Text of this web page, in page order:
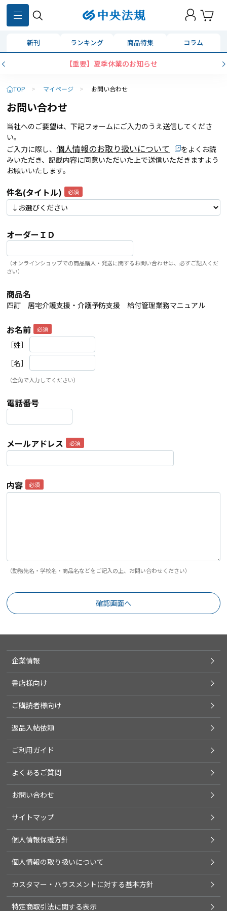
新刊 ランキング 商品特集 コラム
【重要】夏季休業のお知らせ
TOP > マイページ > お問い合わせ
お問い合わせ
当社へのご要望は、下記フォームにご入力のうえ送信してくださ
い。
ご入力に際し、 個人情報のお取り扱いについて
をよくお読
みいただき、記載内容に同意いただいた上で送信いただきますよう
お願いいたします。
件名(タイトル)
オーダーＩＤ
（オンラインショップでの商品購入・発送に関するお問い合わせは、必ずご記入くだ
さい）
商品名
四訂 居宅介護支援・介護予防支援 給付管理業務マニュアル
お名前
［姓］
［名］
（全角で入力してください）
電話番号
メールアドレス
内容
（勤務先名・学校名・商品名などをご記入の上、お問い合わせください）
企業情報
書店様向け
ご購読者様向け
返品入帖依頼
ご利用ガイド
よくあるご質問
お問い合わせ
サイトマップ
個人情報保護方針
個人情報の取り扱いについて
カスタマー・ハラスメントに対する基本方針
特定商取引法に関する表示